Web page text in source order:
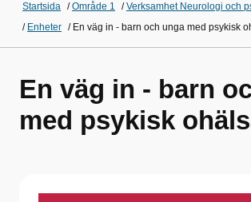
Startsida /Område 1 /Verksamhet Neurologi och
/ Enheter / En väg in - barn och unga med psykisk
En väg in - barn
med psykisk